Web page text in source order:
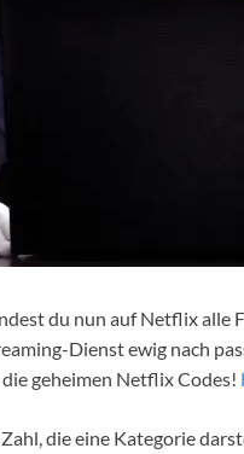
du nun auf Netflix alle
Dienst ewig nach
geheimen Netflix Codes!
die eine Kategorie